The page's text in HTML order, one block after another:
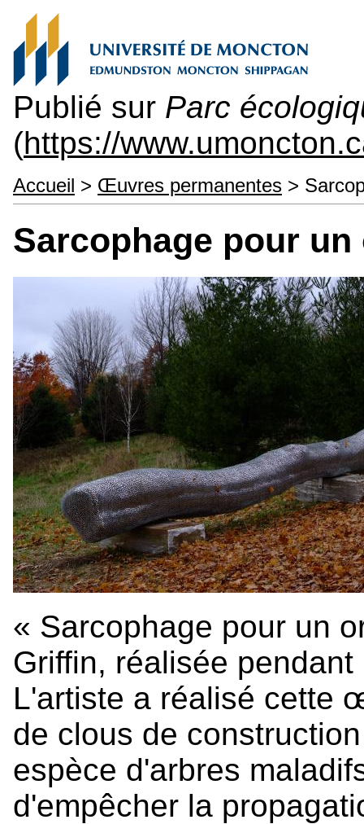
Publié sur Parc
(https://
Accueil > Œuvres permanentes >
Sarcophage pour
« Sarcophage pour un
Griffin, réalisée
L'artiste a réalisé cette
de clous de
espèce d'arbres
d'empêcher la